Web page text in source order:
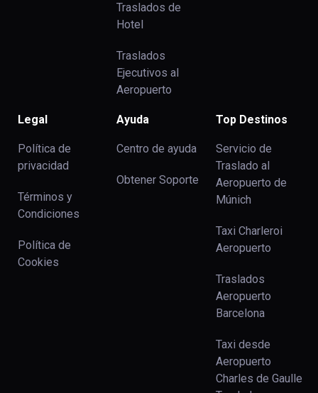
Traslados de
Hotel
Traslados
Ejecutivos al
Aeropuerto
Legal
Política de
privacidad
Términos y
Condiciones
Política de
Cookies
Ayuda
Centro de ayuda
Obtener Soporte
Top Destinos
Servicio de
Traslado al
Aeropuerto de
Múnich
Taxi Charleroi
Aeropuerto
Traslados
Aeropuerto
Barcelona
Taxi desde
Aeropuerto
Charles de Gaulle